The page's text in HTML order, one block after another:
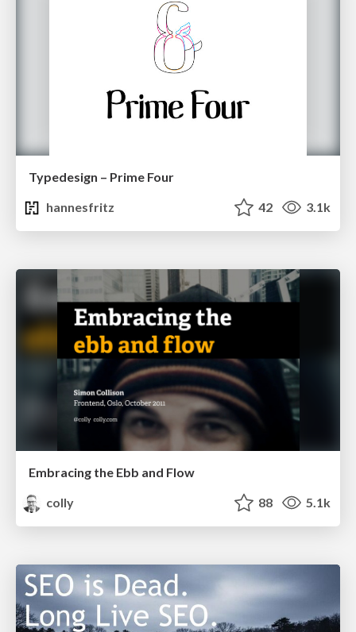
Typedesign – Prime Four
hannesfritz
42 3.1k
Embracing the Ebb and Flow
colly
88 5.1k